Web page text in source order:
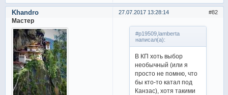
82
27.07.2017 13:28:14
Khandro
Мастер
#p19509,lamberta
написал(а):
В КП хоть выбор
необычный (или я
просто не помню, что
бы кто-то катал под
Канзас), хотя такими